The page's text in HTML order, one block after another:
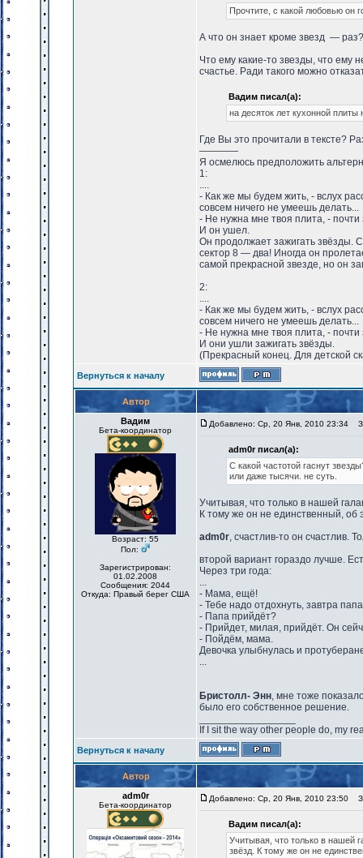
Прочтите, с какой любовью он
А что он знает кроме звезд —
Что ему какие-то звезды, что ему
счастье. Ради такого можно
Вадим писал(а):
на десяток лет кухонной плиты
Где Вы это прочитали в тексте?
————
Я осмелюсь предположить
1:
....
- Как же мы будем жить, - вслух
совсем ничего не умеешь делать...
- Не нужна мне твоя плита, -
И он ушел.
Он продолжает зажигать звёзды.
сектор 8 — два! Иногда он
самой прекрасной звезде, но он
2:
....
- Как же мы будем жить, - вслух
совсем ничего не умеешь делать...
- Не нужна мне твоя плита, -
И они ушли зажигать звёзды.
(Прекрасный конец. Для детской
Вернуться к началу
Автор
Вадим
Бета-координатор
Возраст: 55
Пол:
Зарегистрирован:
01.02.2008
Сообщения: 2044
Откуда: Правый берег США
Добавлено: Ср, 20 Янв, 2010 23:34
adm0r писал(а):
С какой частотой гаснут
или даже тысячи. не суть.
Учитывая, что только в нашей
К тому же он не единственный, об
adm0r, счастлив-то он счастлив.
второй вариант гораздо лучше.
Через три года:
...
- Мама, ещё!
- Тебе надо отдохнуть, завтра
- Папа прийдёт?
- Прийдет, милая, прийдёт. Он
- Пойдём, мама.
Девочка улыбнулась и
...
Бристолл- Энн, мне тоже
было его собственное решение.
If I sit the way other people do, my
Вернуться к началу
Автор
adm0r
Бета-координатор
Добавлено: Ср, 20 Янв, 2010 23:50
Вадим писал(а):
Учитывая, что только в нашей
звёзд. К тому же он не